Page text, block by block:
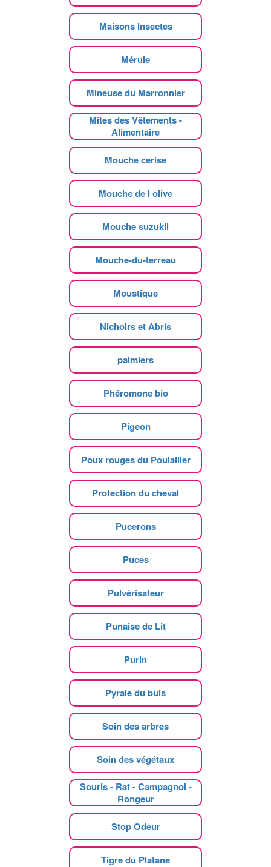
Maisons Insectes
Mérule
Mineuse du Marronnier
Mites des Vêtements -
Alimentaire
Mouche cerise
Mouche de l olive
Mouche suzukii
Mouche-du-terreau
Moustique
Nichoirs et Abris
palmiers
Phéromone bio
Pigeon
Poux rouges du Poulailler
Protection du cheval
Pucerons
Puces
Pulvérisateur
Punaise de Lit
Purin
Pyrale du buis
Soin des arbres
Soin des végétaux
Souris - Rat - Campagnol -
Rongeur
Stop Odeur
Tigre du Platane